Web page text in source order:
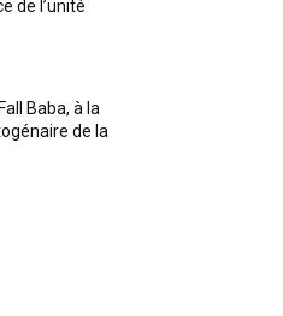
de l’unité
Baba, à la
de la